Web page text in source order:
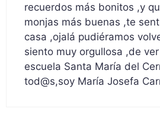
recuerdos más bonitos ,y
monjas más buenas ,te
casa ,ojalá pudiéramos
siento muy orgullosa ,de
escuela Santa María del
tod@s,soy María Josefa